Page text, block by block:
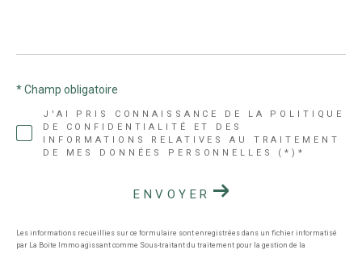
J'AI PRIS CONNAISSANCE DE LA POLITIQUE
DE CONFIDENTIALITÉ ET DES
INFORMATIONS RELATIVES AU TRAITEMENT
DE MES DONNÉES PERSONNELLES (*)*
* Champ obligatoire
ENVOYER
Les informations recueillies sur ce formulaire sont enregistrées dans un fichier informatisé
par La Boite Immo agissant comme Sous-traitant du traitement pour la gestion de la